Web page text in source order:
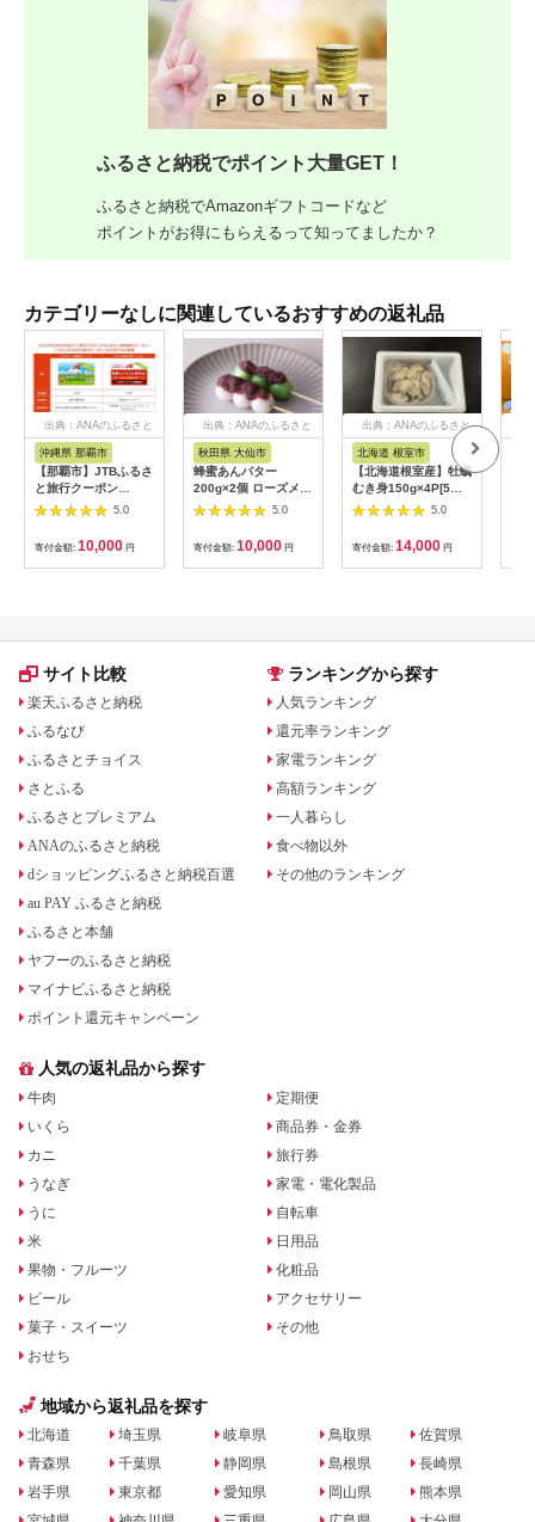
ふるさと納税でポイント大量GET！
ふるさと納税でAmazonギフトコードなど
ポイントがお得にもらえるって知ってましたか？
カテゴリーなしに関連しているおすすめの返礼品
出典：ANAのふるさと
沖縄県 那覇市
【那覇市】JTBふるさ
と旅行クーポン
（3,000円分）有効期
間3年（Eメール発
行）｜旅行 トラベル
予約 国内旅行 JTB 宿
泊 観光 体験 旅行券
人気 おすすめ 旅行ク
ン ネット予約 電話 有
5.0
寄付金額: 10,000 円
出典：ANAのふるさと
秋田県 大仙市
蜂蜜あんバター
200g×2個 ローズメイ
[あんバター はちみ
つ 発酵バター あん
こ 水あめ不使用 秋
田県 大仙市]
5.0
寄付金額: 10,000 円
出典：ANAのふるさと
納税
北海道 根室市
【北海道根室産】牡蠣
むき身150g×4P[5月
下旬以降発送] A-
5.0
寄付金額: 14,000 円
サイト比較
楽天ふるさと納税
ふるなび
ふるさとチョイス
さとふる
ふるさとプレミアム
ANAのふるさと納税
dショッピングふるさと納税百選
au PAY ふるさと納税
ふるさと本舗
ヤフーのふるさと納税
マイナビふるさと納税
ポイント還元キャンペーン
ランキングから探す
人気ランキング
還元率ランキング
家電ランキング
高額ランキング
一人暮らし
食べ物以外
その他のランキング
人気の返礼品から探す
牛肉
いくら
カニ
うなぎ
うに
米
果物・フルーツ
ビール
菓子・スイーツ
おせち
定期便
商品券・金券
旅行券
家電・電化製品
自転車
日用品
化粧品
アクセサリー
その他
地域から返礼品を探す
北海道
青森県
岩手県
埼玉県
千葉県
東京都
岐阜県
静岡県
愛知県
鳥取県
島根県
岡山県
佐賀県
長崎県
熊本県